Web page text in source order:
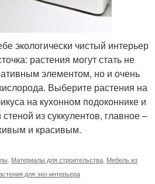
экологически чистый интерьер
растения могут стать не
элементом, но и очень
Выберите растения на
на кухонном подоконнике и
из суккулентов, главное –
и красивым.
Материалы для строительства Мебель из
для эко-интерьера